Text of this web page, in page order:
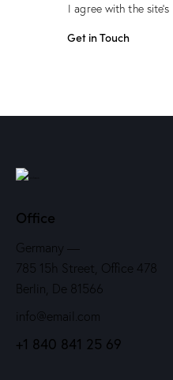
I agree with the site’s
Office
Germany —
785 15h Street, Office 478
Berlin, De 81566
info@email.com
+1 840 841 25 69